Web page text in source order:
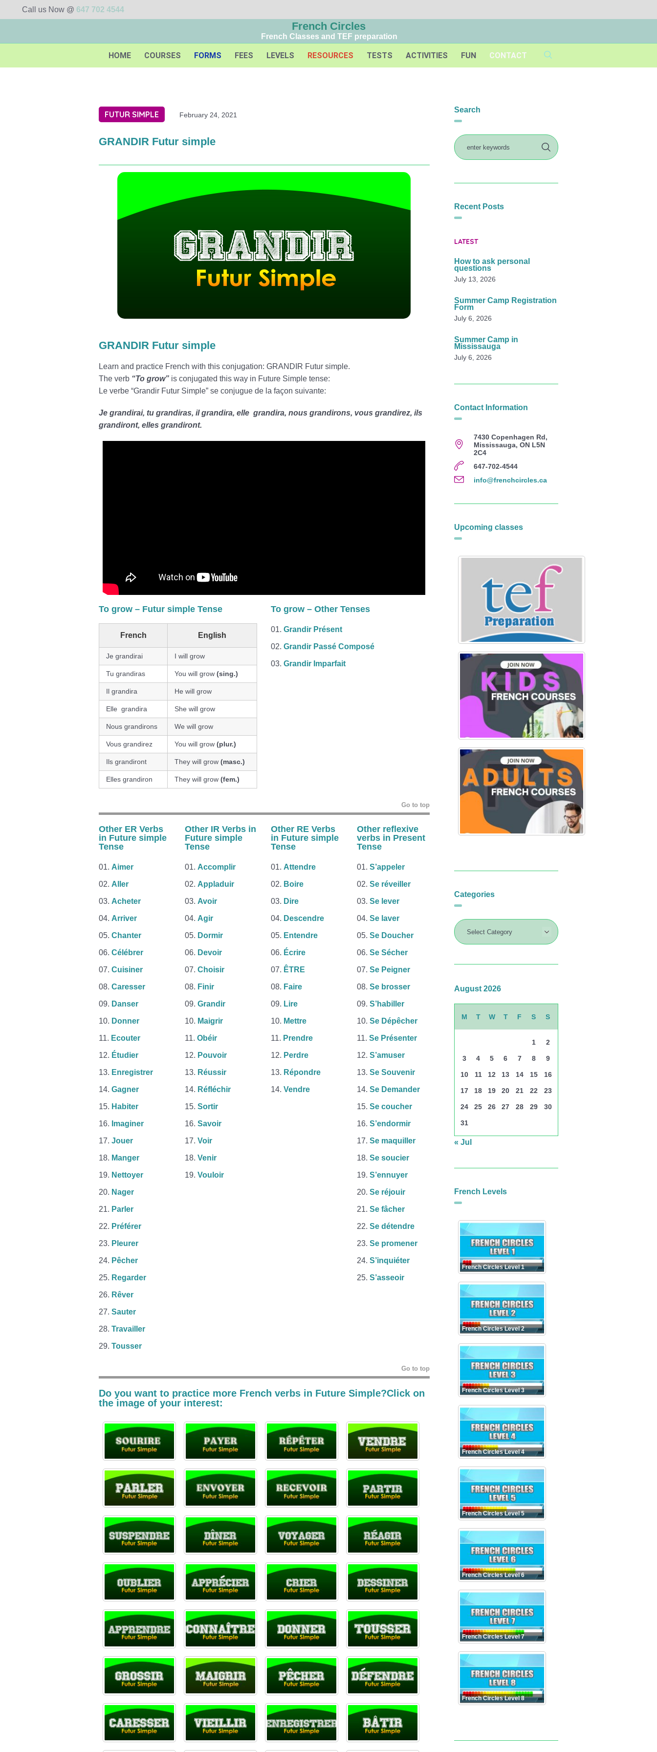
Call us Now @ 647 702 4544
French Circles
French Classes and TEF preparation
HOME COURSES FORMS FEES LEVELS RESOURCES TESTS ACTIVITIES FUN CONTACT
FUTUR SIMPLE February 24, 2021
GRANDIR Futur simple
GRANDIR Futur simple
Learn and practice French with this conjugation: GRANDIR Futur simple.
The verb “To grow” is conjugated this way in Future Simple tense:
Le verbe “Grandir Futur Simple” se conjugue de la façon suivante:
Je grandirai, tu grandiras, il grandira, elle grandira, nous grandirons, vous grandirez, ils
grandiront, elles grandiront.
To grow – Futur simple Tense
French English
Je grandirai I will grow
Tu grandiras You will grow (sing.)
Il grandira He will grow
Elle grandira She will grow
Nous grandirons We will grow
Vous grandirez You will grow (plur.)
Ils grandiront They will grow (masc.)
Elles grandiron They will grow (fem.)
To grow – Other Tenses
Grandir Présent
Grandir Passé Composé
Grandir Imparfait
Go to top
Other ER Verbs
in Future simple
Tense
Aimer
Aller
Acheter
Arriver
Chanter
Célébrer
Cuisiner
Caresser
Danser
Donner
Ecouter
Étudier
Enregistrer
Gagner
Habiter
Imaginer
Jouer
Manger
Nettoyer
Nager
Parler
Préférer
Pleurer
Pêcher
Regarder
Rêver
Sauter
Travailler
Tousser
Other IR Verbs in
Future simple
Tense
Accomplir
Appladuir
Avoir
Agir
Dormir
Devoir
Choisir
Finir
Grandir
Maigrir
Obéir
Pouvoir
Réussir
Réfléchir
Sortir
Savoir
Voir
Venir
Vouloir
Other RE Verbs
in Future simple
Tense
Attendre
Boire
Dire
Descendre
Entendre
Écrire
ÊTRE
Faire
Lire
Mettre
Prendre
Perdre
Répondre
Vendre
Other reflexive
verbsin Present
Tense
S’appeler
Se réveiller
Se lever
Se laver
Se Doucher
Se Sécher
Se Peigner
Se brosser
S’habiller
Se Dépêcher
Se Présenter
S’amuser
Se Souvenir
Se Demander
Se coucher
S’endormir
Se maquiller
Se soucier
S’ennuyer
Se réjouir
Se fâcher
Se détendre
Se promener
S’inquiéter
S’asseoir
Go to top
Do you want to practice more French verbs in Future Simple?Click on
the image of your interest:
Search
Recent Posts
LATEST
How to ask personal
questions
July 13, 2026
Summer Camp Registration
Form
July 6, 2026
Summer Camp in
Mississauga
July 6, 2026
Contact Information
7430 Copenhagen Rd,
Mississauga, ON L5N
2C4
647-702-4544
info@frenchcircles.ca
Upcoming classes
Categories
August 2026
M T W T F S S
1 2
3 4 5 6 7 8 9
10 11 12 13 14 15 16
17 18 19 20 21 22 23
24 25 26 27 28 29 30
31
« Jul
French Levels
French Circles Level 1
French Circles Level 2
French Circles Level 3
French Circles Level 4
French Circles Level 5
French Circles Level 6
French Circles Level 7
French Circles Level 8